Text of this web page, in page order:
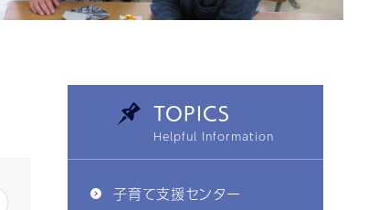
TOPICS
子育て支援センター